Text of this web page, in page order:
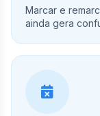
Marcar e
ainda gera